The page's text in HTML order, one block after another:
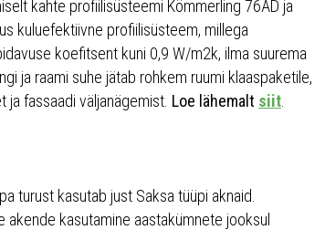
kahte profiilisüsteemi Kömmerling 76AD ja
kuluefektiivne profiilisüsteem, millega
koefitsent kuni 0,9 W/m2k, ilma suurema
ja raami suhe jätab rohkem ruumi klaaspaketile,
ja fassaadi väljanägemist. Loe lähemalt siit
turust kasutab just Saksa tüüpi aknaid.
kasutamine aastakümnete jooksul